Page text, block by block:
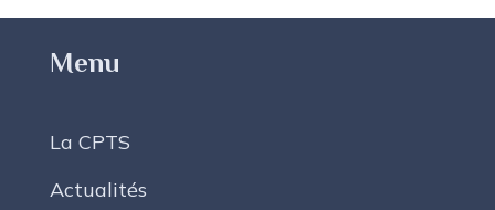
Menu
La CPTS
Actualités